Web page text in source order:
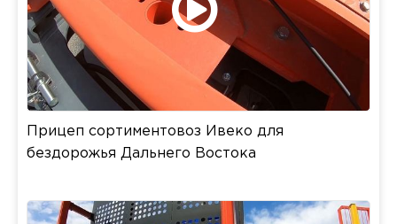
Прицеп сортиментовоз Ивеко для
бездорожья Дальнего Востока